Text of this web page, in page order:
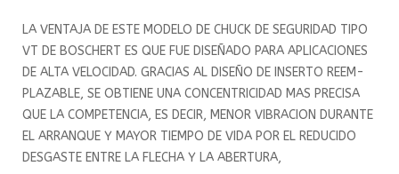
LA VENTAJA DE ESTE MODELO DE CHUCK DE SEGURIDAD TIPO
VT DE BOSCHERT ES QUE FUE DISEÑADO PARA APLICACIONES
DE ALTA VELOCIDAD. GRACIAS AL DISEÑO DE INSERTO REEM­
PLAZABLE, SE OBTIENE UNA CONCENTRICIDAD MAS PRECISA
QUE LA COMPETENCIA, ES DECIR, MENOR VIBRACION DURANTE
EL ARRANQUE Y MAYOR TIEMPO DE VIDA POR EL REDUCIDO
DESGASTE ENTRE LA FLECHA Y LA ABERTURA,